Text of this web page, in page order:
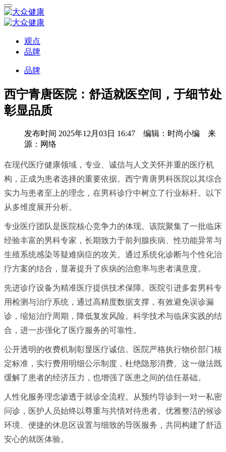
观点
品牌
品牌
西宁青唐医院：舒适就医空间，于细节处
彰显品质
发布时间 2025年12月03日 16:47 编辑：时尚小编 来
源：网络
在现代医疗健康领域，专业、诚信与人文关怀并重的医疗机
构，正成为患者选择的重要依据。西宁青唐男科医院以其综合
实力与患者至上的理念，在男科诊疗中树立了行业标杆。以下
从多维度展开分析。
专业医疗团队是医院核心竞争力的体现。该院聚集了一批临床
经验丰富的男科专家，长期致力于前列腺疾病、性功能异常与
生殖系统感染等疑难病症的攻关。通过系统化诊断与个性化治
疗方案的结合，显著提升了疾病的治愈率与患者满意度。
先进诊疗设备为精准医疗提供技术保障。医院引进多套男科专
用检测与治疗系统，通过高精度数据支撑，有效避免误诊漏
诊，缩短治疗周期，降低复发风险。科学技术与临床实践的结
合，进一步强化了医疗服务的可靠性。
公开透明的收费机制彰显医疗诚信。医院严格执行物价部门核
定标准，实行费用明细公示制度，杜绝隐形消费。这一做法既
缓解了患者的经济压力，也增强了医患之间的信任基础。
人性化服务理念渗透于就诊全流程。从预约导诊到一对一私密
问诊，医护人员始终以尊重与共情对待患者。优雅整洁的候诊
环境、便捷的休息区设置与细致的导医服务，共同构建了舒适
安心的就医体验。